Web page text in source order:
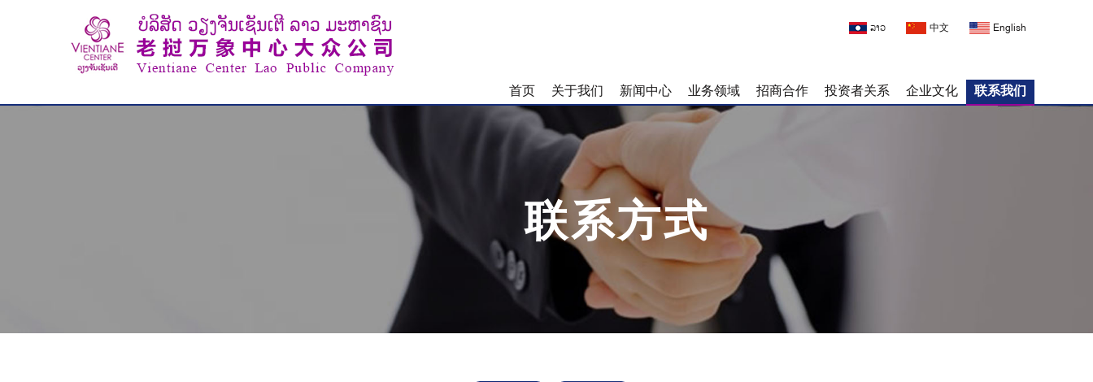
ລາວ 中文 English
首页 关于我们 新闻中心 业务领域 招商合作 投资者关系 企业文化 联系我们
联系方式
联系我们